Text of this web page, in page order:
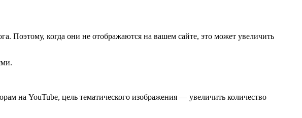
Поэтому, когда они не отображаются на вашем сайте, это может увеличить
на YouTube, цель тематического изображения — увеличить количество